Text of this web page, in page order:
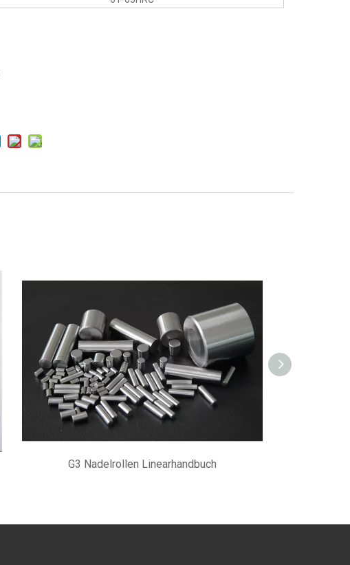
G3 Nadelrollen Linearhandbuch